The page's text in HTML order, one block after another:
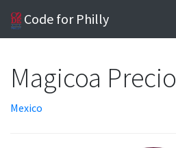
Code for Philly
Magicoa Precio
Mexico